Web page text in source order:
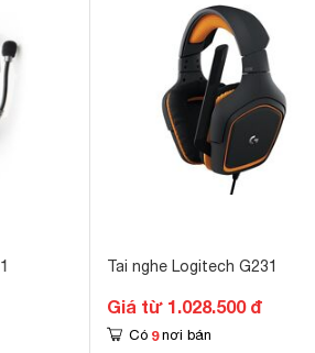
Tai nghe Logitech G231
Giá từ 1.028.500 đ
Có 9 nơi bán